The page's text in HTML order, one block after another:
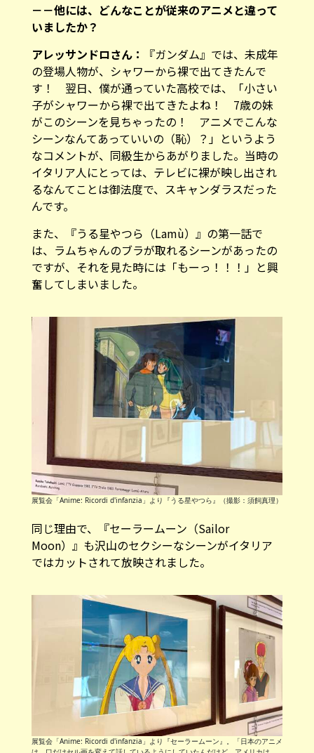
－－他には、どんなことが従来のアニメと違って
いましたか？
アレッサンドロさん：
『ガンダム』では、未成年
の登場人物が、シャワーから裸で出てきたんで
す！ 翌日、僕が通っていた高校では、「小さい
子がシャワーから裸で出てきたよね！ 7歳の妹
がこのシーンを見ちゃったの！ アニメでこんな
シーンなんてあっていいの（恥）？」というよう
なコメントが、同級生からあがりました。当時の
イタリア人にとっては、テレビに裸が映し出され
るなんてことは御法度で、スキャンダラスだった
んです。
また、『うる星やつら（Lamù）』の第一話で
は、ラムちゃんのブラが取れるシーンがあったの
ですが、それを見た時には「もーっ！！！」と興
奮してしまいました。
展覧会「Anime: Ricordi d'infanzia」より『うる星やつら』（撮影：須飼真理）
同じ理由で、『セーラームーン（Sailor
Moon）』も沢山のセクシーなシーンがイタリア
ではカットされて放映されました。
展覧会「Anime: Ricordi d'infanzia」より『セーラームーン』。「日本のアニメ